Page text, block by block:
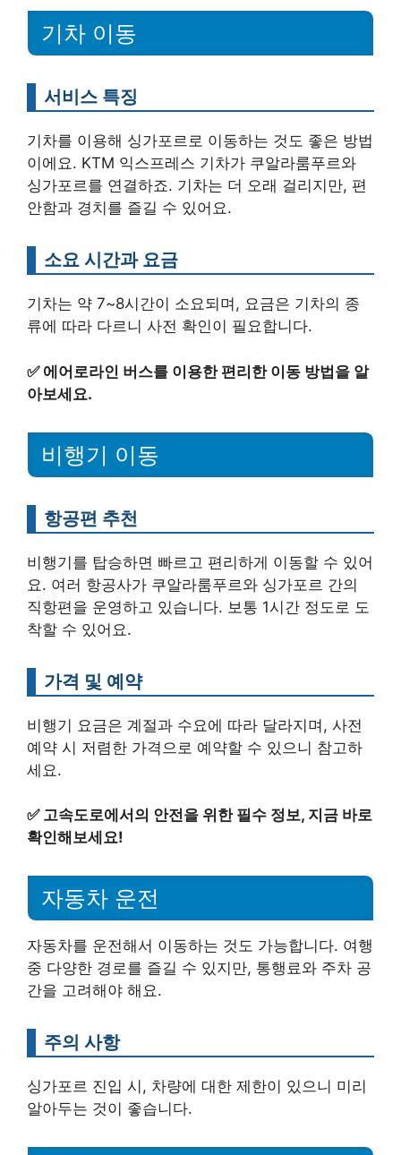
기차 이동
서비스 특징
기차를 이용해 싱가포르로 이동하는 것도 좋은 방법
이에요. KTM 익스프레스 기차가 쿠알라룸푸르와
싱가포르를 연결하죠. 기차는 더 오래 걸리지만, 편
안함과 경치를 즐길 수 있어요.
소요 시간과 요금
기차는 약 7~8시간이 소요되며, 요금은 기차의 종
류에 따라 다르니 사전 확인이 필요합니다.
✅ 에어로라인 버스를 이용한 편리한 이동 방법을 알
아보세요.
비행기 이동
항공편 추천
비행기를 탑승하면 빠르고 편리하게 이동할 수 있어
요. 여러 항공사가 쿠알라룸푸르와 싱가포르 간의
직항편을 운영하고 있습니다. 보통 1시간 정도로 도
착할 수 있어요.
가격 및 예약
비행기 요금은 계절과 수요에 따라 달라지며, 사전
예약 시 저렴한 가격으로 예약할 수 있으니 참고하
세요.
✅ 고속도로에서의 안전을 위한 필수 정보, 지금 바로
확인해보세요!
자동차 운전
자동차를 운전해서 이동하는 것도 가능합니다. 여행
중 다양한 경로를 즐길 수 있지만, 통행료와 주차 공
간을 고려해야 해요.
주의 사항
싱가포르 진입 시, 차량에 대한 제한이 있으니 미리
알아두는 것이 좋습니다.